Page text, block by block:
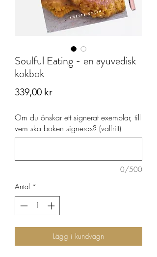
Soulful Eating - en ayuvedisk
kokbok
339,00 krPris
Om du önskar ett signerat exemplar, till
vem ska boken signeras? (valfritt)
0/500
Antal *
Lägg i kundvagn